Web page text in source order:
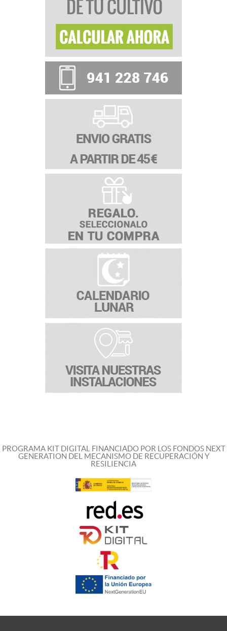
PROGRAMA KIT DIGITAL FINANCIADO POR LOS FONDOS NEXT
GENERATION DEL MECANISMO DE RECUPERACIÓN Y
RESILIENCIA